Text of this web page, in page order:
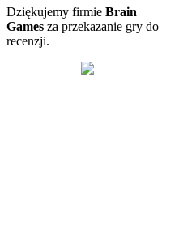
Dziękujemy firmie Brain
Games za przekazanie gry do
recenzji.